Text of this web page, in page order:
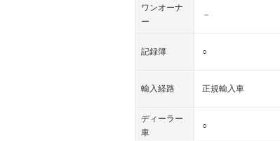
ワンオーナ
ー
－
記録簿 ○
輸入経路 正規輸入車
ディーラー
車
○